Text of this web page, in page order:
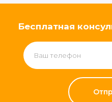
Бесплатная